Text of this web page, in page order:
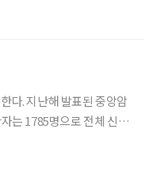
다. 지난해 발표된 중앙암
는 1785명으로 전체 신규